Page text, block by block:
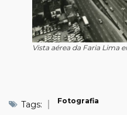
Vista aérea da Faria Lima
Tags: Fotografia